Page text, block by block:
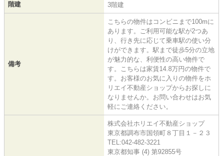
階建 3階建
備考
こちらの物件はコンビニまで100mに
あります。ご利用可能な駅が2つあ
り、行き先に応じて乗車駅の使い分
けができます。駅まで徒歩5分の立地
が魅力的な、利便性の高い物件で
す。こちらは家賃14.8万円の物件で
す。お客様のお気に入りの物件をホ
リエイ不動産ショップからお探しに
なりませんか。お問い合わせはお気
軽にご連絡ください。
株式会社ホリエイ不動産ショップ
東京都調布市国領町８丁目１－２３
TEL:042-482-3221
東京都知事 (4) 第92855号